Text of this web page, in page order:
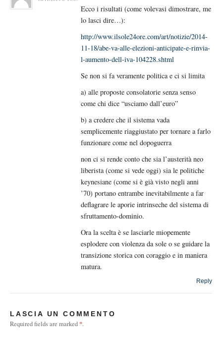
Ecco i risultati (come volevasi dimostrare, me
lo lasci dire…):
http://www.ilsole24ore.com/art/notizie/2014-
11-18/abe-va-alle-elezioni-anticipate-e-rinvia-
l-aumento-dell-iva-104228.shtml
Se non si fa veramente politica e ci si limita
a) alle proposte consolatorie senza senso
come chi dice “usciamo dall’euro”
b) a credere che il sistema vada
semplicemente riaggiustato per tornare a farlo
funzionare come nel dopoguerra
non ci si rende conto che sia l’austerità neo
liberista (come si vede oggi) sia le politiche
keynesiane (come si è già visto negli anni
’70) portano entrambe inevitabilmente a far
deflagrare le aporie intrinseche del sistema di
sfruttamento-dominio.
Ora la scelta è se lasciarle miopemente
esplodere con violenza da sole o se guidare la
transizione storica con coraggio e in maniera
matura.
Reply
LASCIA UN COMMENTO
Required fields are marked *.